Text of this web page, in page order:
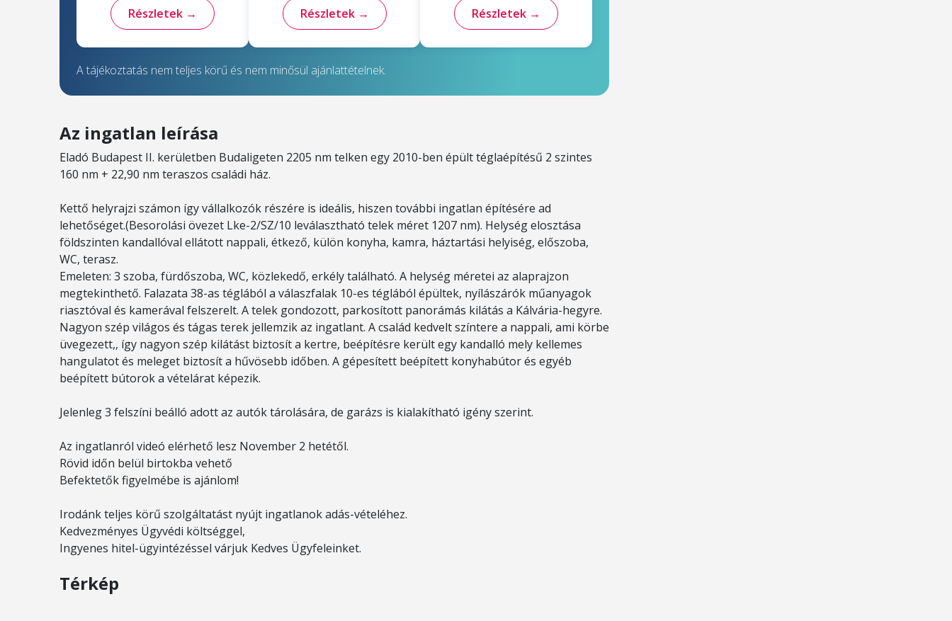
Részletek → Részletek → Részletek →
A tájékoztatás nem teljes körű és nem minősül ajánlattételnek.
Az ingatlan leírása
Eladó Budapest II. kerületben Budaligeten 2205 nm telken egy 2010-ben épült téglaépítésű 2 szintes
160 nm + 22,90 nm teraszos családi ház.
Kettő helyrajzi számon így vállalkozók részére is ideális, hiszen további ingatlan építésére ad
lehetőséget.(Besorolási övezet Lke-2/SZ/10 leválasztható telek méret 1207 nm). Helység elosztása
földszinten kandallóval ellátott nappali, étkező, külön konyha, kamra, háztartási helyiség, előszoba,
WC, terasz.
Emeleten: 3 szoba, fürdőszoba, WC, közlekedő, erkély található. A helység méretei az alaprajzon
megtekinthető. Falazata 38-as téglából a válaszfalak 10-es téglából épültek, nyílászárók műanyagok
riasztóval és kamerával felszerelt. A telek gondozott, parkosított panorámás kilátás a Kálvária-hegyre.
Nagyon szép világos és tágas terek jellemzik az ingatlant. A család kedvelt színtere a nappali, ami körbe
üvegezett,, így nagyon szép kilátást biztosít a kertre, beépítésre került egy kandalló mely kellemes
hangulatot és meleget biztosít a hűvösebb időben. A gépesített beépített konyhabútor és egyéb
beépített bútorok a vételárat képezik.
Jelenleg 3 felszíni beálló adott az autók tárolására, de garázs is kialakítható igény szerint.
Az ingatlanról videó elérhető lesz November 2 hetétől.
Rövid időn belül birtokba vehető
Befektetők figyelmébe is ajánlom!
Irodánk teljes körű szolgáltatást nyújt ingatlanok adás-vételéhez.
Kedvezményes Ügyvédi költséggel,
Ingyenes hitel-ügyintézéssel várjuk Kedves Ügyfeleinket.
Térkép